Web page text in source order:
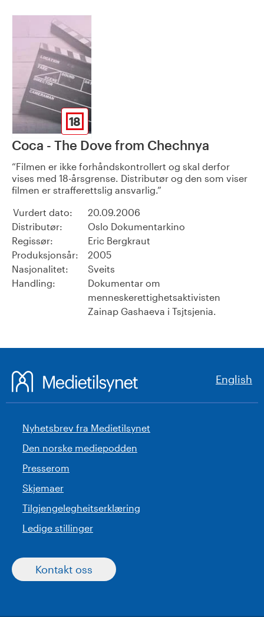
18
Coca - The Dove from Chechnya
Filmen er ikke forhåndskontrollert og skal derfor
vises med 18-årsgrense. Distributør og den som viser
filmen er strafferettslig ansvarlig.
Vurdert dato:
20.09.2006
Distributør:
Oslo Dokumentarkino
Regissør:
Eric Bergkraut
Produksjonsår:
2005
Nasjonalitet:
Sveits
Handling:
Dokumentar om
menneskerettighetsaktivisten
Zainap Gashaeva i Tsjtsjenia.
English
Nyhetsbrev fra Medietilsynet
Den norske mediepodden
Presserom
Skjemaer
Tilgjengelegheitserklæring
Ledige stillinger
Kontakt oss